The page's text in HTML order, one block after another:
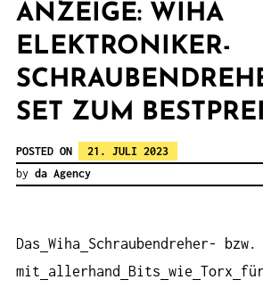
ANZEIGE: WIHA
ELEKTRONIKER-
SET ZUM
POSTED ON
21. JULI 2023
by da Agency
Das Wiha
Schraubendreher-
mit
allerhand Bits wie Torx für